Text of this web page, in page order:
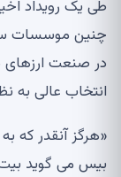
طی یک رویداد
چنین موسسات
در صنعت ارزهای
انتخاب عالی به
«هرگز آنقدر که